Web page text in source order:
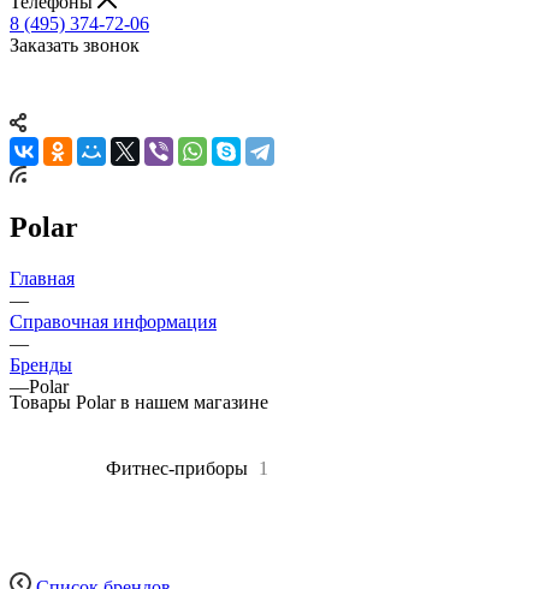
8 (495) 374-72-06
Заказать звонок
Polar
Главная
—
Справочная информация
—
Бренды
—Polar
Товары Polar в нашем магазине
Фитнес-приборы 1